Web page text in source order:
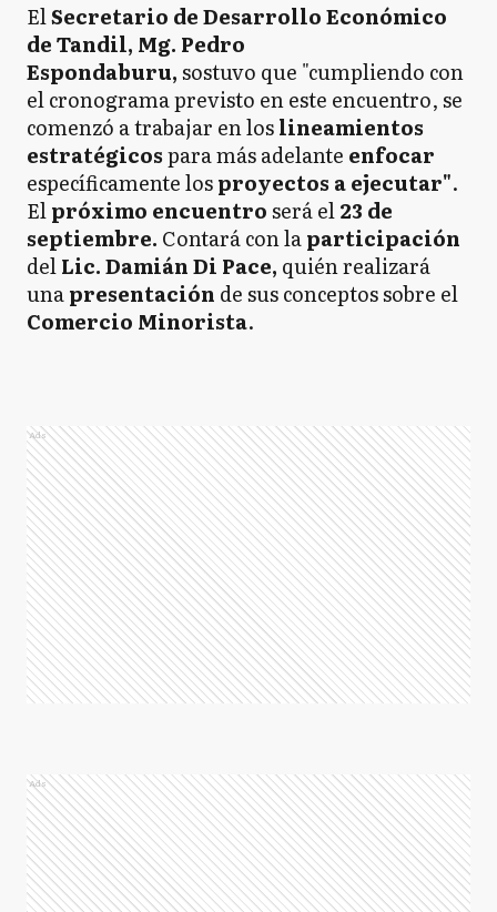
ElSecretario de Desarrollo Económico
de Tandil, Mg. Pedro
Espondaburu,sostuvo que "cumpliendo con
el cronograma previsto en este encuentro, se
comenzó a trabajar en loslineamientos
estratégicospara más adelante enfocar
específicamente losproyectos a ejecutar".
Elpróximo encuentroserá el23 de
septiembre. Contará con laparticipación
delLic. Damián Di Pace, quién realizará
unapresentación de sus conceptos sobre el
Comercio Minorista.
Ads
Ads